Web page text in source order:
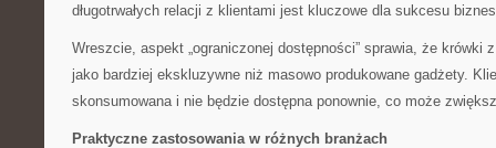
długotrwałych relacji z klientami jest kluczowe dla sukcesu
Wreszcie, aspekt „ograniczonej dostępności” sprawia, że krówki
jako bardziej ekskluzywne niż masowo produkowane gadżety.
skonsumowana i nie będzie dostępna ponownie, co może
Praktyczne zastosowania w różnych branżach